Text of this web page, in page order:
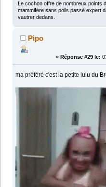
Le cochon offre de nombreux points
mammifère sans poils passé expert
vautrer dedans.
Pipo
« Réponse #29 le:
ma préféré c'est la petite lulu du